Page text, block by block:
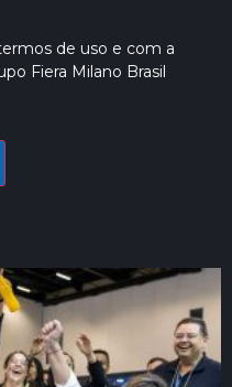
de uso e com a
Fiera Milano Brasil